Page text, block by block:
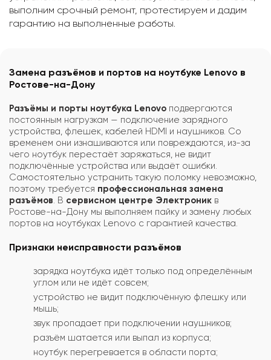
выполним срочный ремонт, протестируем и дадим
гарантию на выполненные работы.
Замена разъёмов и портов на ноутбуке Lenovo в
Ростове-на-Дону
Разъёмы и порты ноутбука Lenovo подвергаются
постоянным нагрузкам — подключение зарядного
устройства, флешек, кабелей HDMI и наушников. Со
временем они изнашиваются или повреждаются, из-за
чего ноутбук перестаёт заряжаться, не видит
подключённые устройства или выдаёт ошибки.
Самостоятельно устранить такую поломку невозможно,
поэтому требуется профессиональная замена
разъёмов . В сервисном центре Электроник в
Ростове-на-Дону мы выполняем пайку и замену любых
портов на ноутбуках Lenovo с гарантией качества.
Признаки неисправности разъёмов
зарядка ноутбука идёт только под определённым
углом или не идёт совсем;
устройство не видит подключённую флешку или
мышь;
звук пропадает при подключении наушников;
разъём шатается или выпал из корпуса;
ноутбук перегревается в области порта;